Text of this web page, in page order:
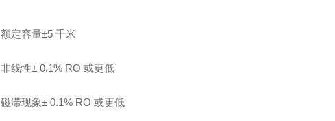
额定容量±5 千米
非线性± 0.1% RO 或更低
磁滞现象± 0.1% RO 或更低